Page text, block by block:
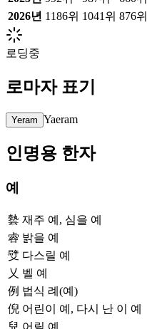
2026년 1186위 1041위 876위
로딩중
로마자 표기
Yeram Yaeram
인명용 한자
예
㙯 재주 예, 심을 예
䜭 밝을 예
䢃 다스릴 예
乂 벨 예
例 법식 례(예)
倪 어린이 예, 다시 난 이 예
兒 어릴 예